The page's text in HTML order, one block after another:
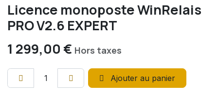
Licence monoposte WinRelais
PRO V2.6 EXPERT
1 299,00 € Hors taxes
Ajouter au panier